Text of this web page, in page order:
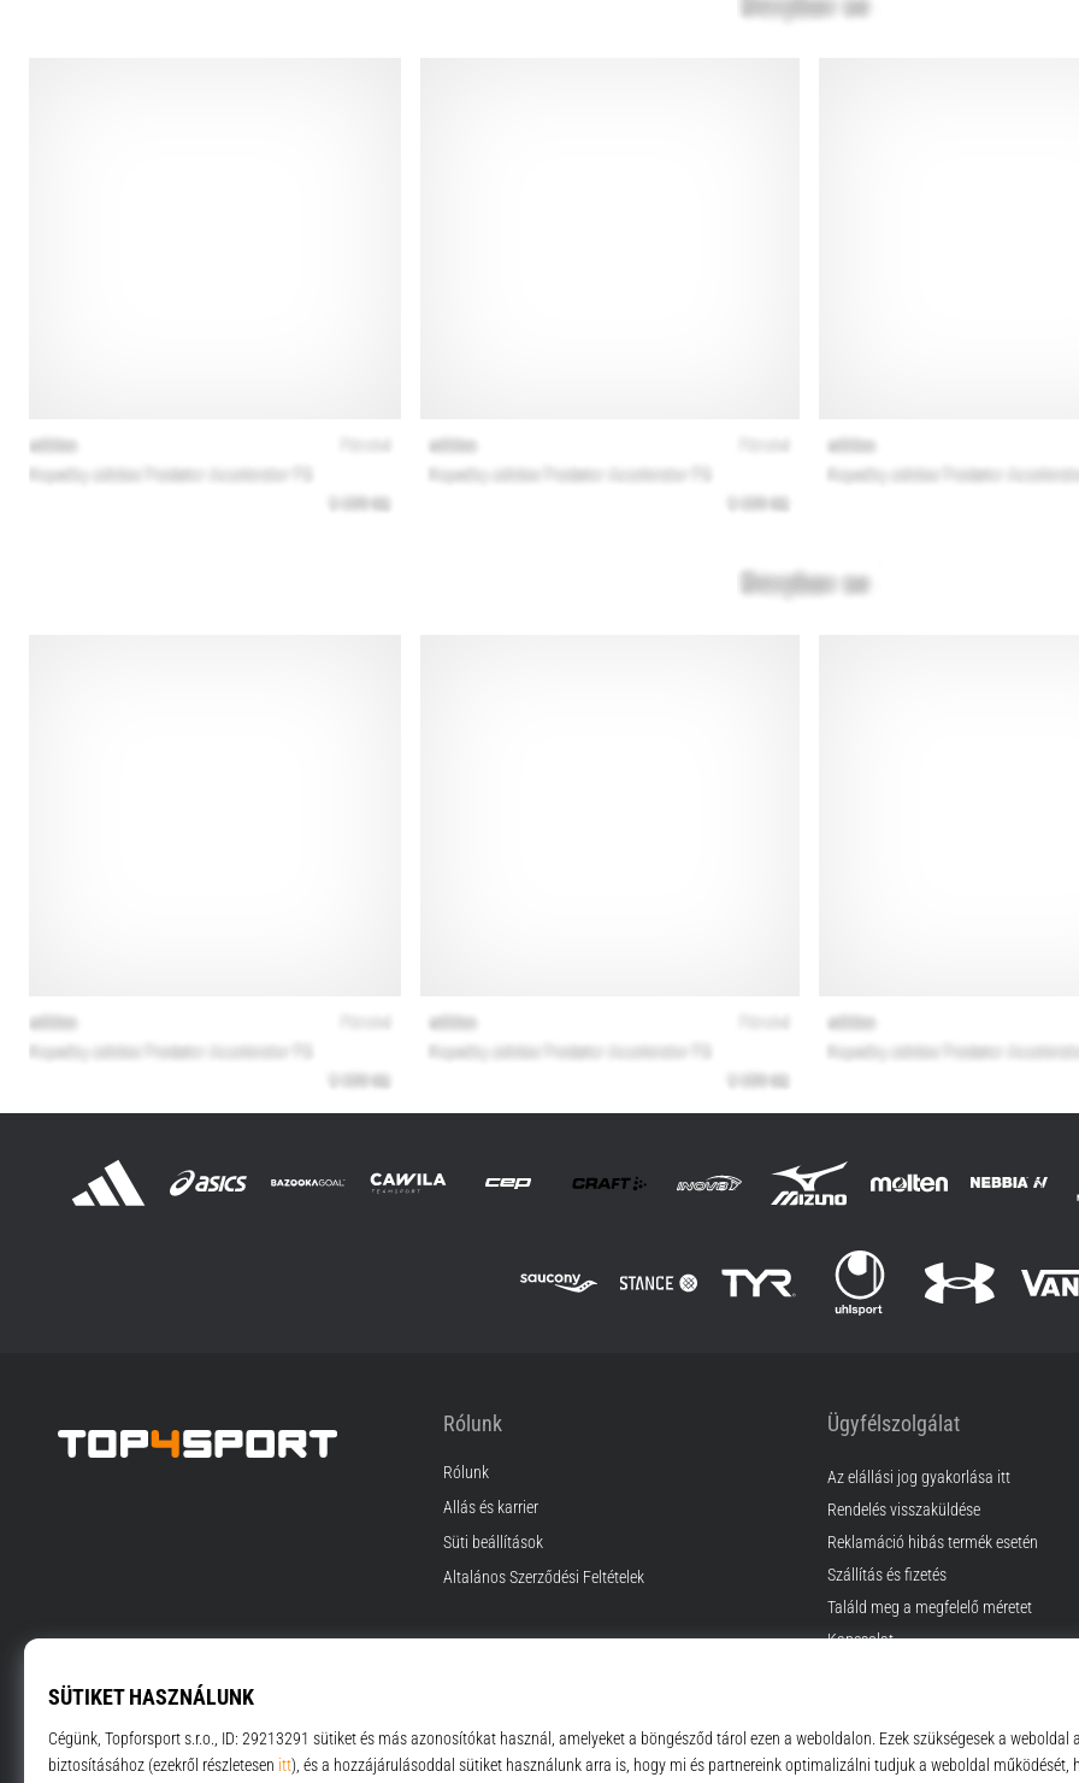
Rólunk
Rólunk
Állás és karrier
Süti beállítások
Általános Szerződési Feltételek
Ügyfélszolgálat
Az elállási jog gyakorlása itt
Rendelés visszaküldése
Reklamáció hibás termék esetén
Szállítás és fizetés
Találd meg a megfelelő méretet
Kapcsolat